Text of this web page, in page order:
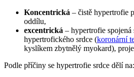
Koncentrická – čistě hypertrofie
oddílu,
excentrická – hypertrofie
hypertrofického srdce (koronární
kyslíkem zbytnělý myokard),
Podle příčiny se hypertrofie srdce dělí na: